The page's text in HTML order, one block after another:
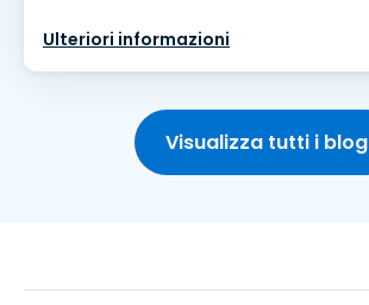
Ulteriori informazioni
Visualizza tutti i blog